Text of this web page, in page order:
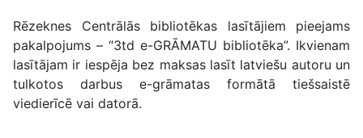
Rēzeknes Centrālās bibliotēkas lasītājiem pieejams
pakalpojums – “3td e-GRĀMATU bibliotēka”. Ikvienam
lasītājam ir iespēja bez maksas lasīt latviešu autoru un
tulkotos darbus e-grāmatas formātā tiešsaistē
viedierīcē vai datorā.